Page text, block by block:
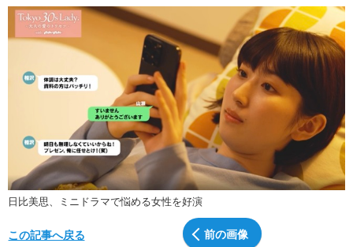
ショッピング その他
その他
日比美思、ミニドラマで悩める女性を好演
前の画像
この記事へ戻る